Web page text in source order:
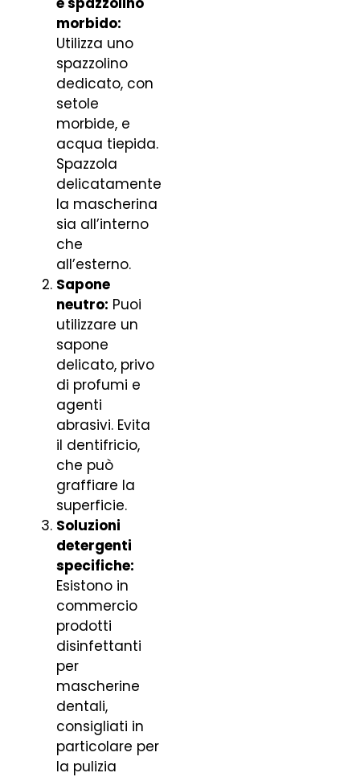
morbido:
Utilizza uno
spazzolino
dedicato, con
setole
morbide, e
acqua tiepida.
Spazzola
delicatamente
la mascherina
sia all’interno
che
all’esterno.
Sapone
neutro: Puoi
utilizzare un
sapone
delicato, privo
di profumi e
agenti
abrasivi. Evita
il dentifricio,
che può
graffiare la
superficie.
Soluzioni
detergenti
specifiche:
Esistono in
commercio
prodotti
disinfettanti
per
mascherine
dentali,
consigliati in
particolare per
la pulizia